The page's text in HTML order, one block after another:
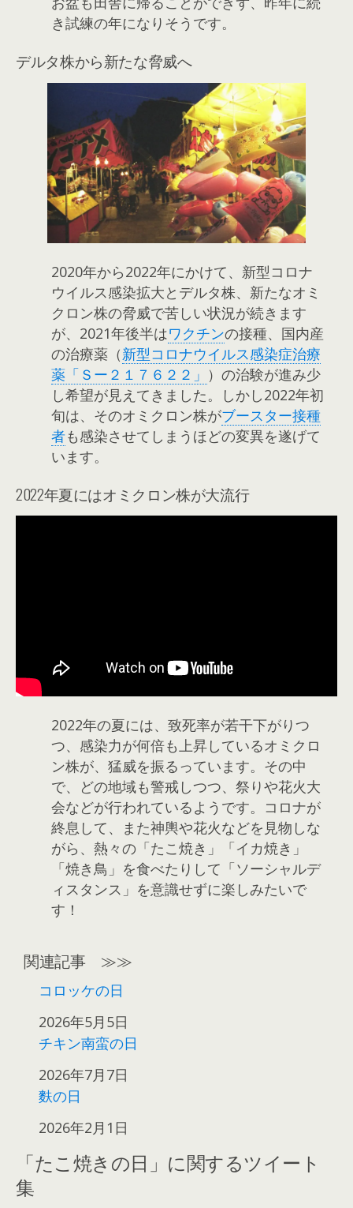
き試練の年になりそうです。
デルタ株から新たな脅威へ
2020年から2022年にかけて、新型コロナ
ウイルス感染拡大とデルタ株、新たなオミ
クロン株の脅威で苦しい状況が続きます
が、2021年後半はワクチンの接種、国内産
の治療薬（新型コロナウイルス感染症治療
薬「Ｓー２１７６２２」 ）の治験が進み少
し希望が見えてきました。しかし2022年初
旬は、そのオミクロン株がブースター接種
者も感染させてしまうほどの変異を遂げて
います。
2022年夏にはオミクロン株が大流行
2022年の夏には、致死率が若干下がりつ
つ、感染力が何倍も上昇しているオミクロ
ン株が、猛威を振るっています。その中
で、どの地域も警戒しつつ、祭りや花火大
会などが行われているようです。コロナが
終息して、また神輿や花火などを見物しな
がら、熱々の「たこ焼き」「イカ焼き」
「焼き鳥」を食べたりして「ソーシャルデ
ィスタンス」を意識せずに楽しみたいで
す！
関連記事 ≫≫
コロッケの日
日付
2026年5月5日
チキン南蛮の日
日付
2026年7月7日
麩の日
日付
2026年2月1日
「たこ焼きの日」に関するツイート
集